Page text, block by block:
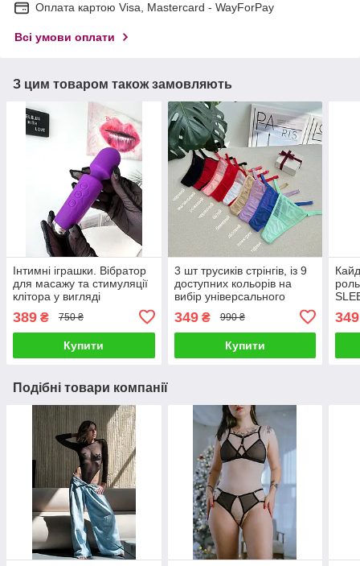
Оплата картою Visa, Mastercard - WayForPay
Всі умови оплати
З цим товаром також замовляють
Інтимні іграшки. Вібратор
для масажу та стимуляції
клітора у вигляді
389 ₴ 750 ₴
Купити
3 шт трусиків стрінгів, із 9
доступних кольорів на
вибір універсального
349₴ 990 ₴
Купити
349
Подібні товари компанії